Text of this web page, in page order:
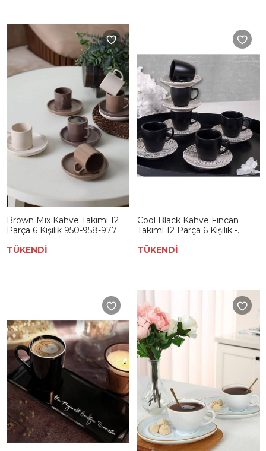
Brown Mix Kahve Takımı 12
Parça 6 Kişilik 950-958-977
TÜKENDİ
Cool Black Kahve Fincan
Takımı 12 Parça 6 Kişilik -
TÜKENDİ